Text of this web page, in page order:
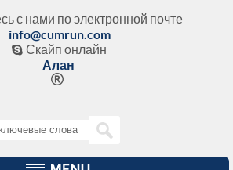
с нами по электронной почте
info@cumrun.com
 Скайп онлайн
Алан
